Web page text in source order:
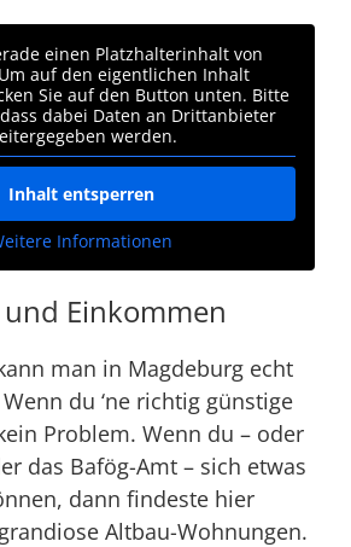
einen Platzhalterinhalt von
auf den eigentlichen Inhalt
Sie auf den Button unten. Bitte
dabei Daten an Drittanbieter
werden.
Inhalt entsperren
Informationen
Einkommen
man in Magdeburg echt
du ‘ne richtig günstige
Problem. Wenn du – oder
das Bafög-Amt – sich etwas
dann findeste hier
Altbau-Wohnungen.